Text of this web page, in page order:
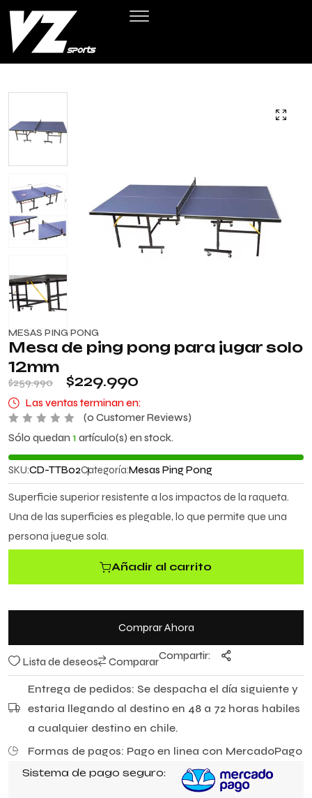
MESAS PING PONG
Mesa de ping pong para jugar solo
12mm
$259.990 $229.990
Las ventas terminan en:
V
a
o
r
a
o
o
0
d
(0 Customer Reviews)
Sólo quedan 1 artículo(s) en stock.
SKU:CD-TTB02Categoría:Mesas Ping Pong
Superficie superior resistente a los impactos de la raqueta.
Una de las superficies es plegable, lo que permite que una
persona juegue sola.
Añadir al carrito
Comprar Ahora
Lista de deseos CompararCompartir:
Entrega de pedidos: Se despacha el día siguiente y
estaria llegando al destino en 48 a 72 horas habiles
a cualquier destino en chile.
Formas de pagos: Pago en linea con MercadoPago
Sistema de pago seguro: